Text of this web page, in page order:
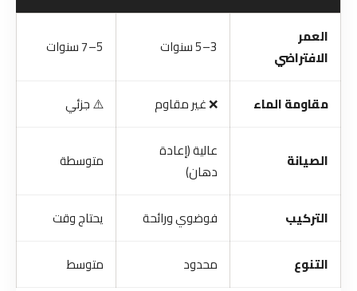
العمر
الافتراضي
3–5 سنوات 5–7 سنوات
مقاومة الماء ❌ غير مقاوم ⚠️ جزئي
الصيانة
عالية (إعادة
دهان)
متوسطة
التركيب فوضوي ورائحة يحتاج وقت
التنوع
محدود متوسط